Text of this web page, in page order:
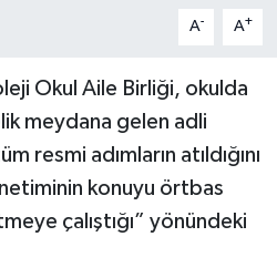
A- A+
Okul Aile Birliği, okulda
meydana gelen adli
resmi adımların atıldığını
konuyu örtbas
çalıştığı” yönündeki